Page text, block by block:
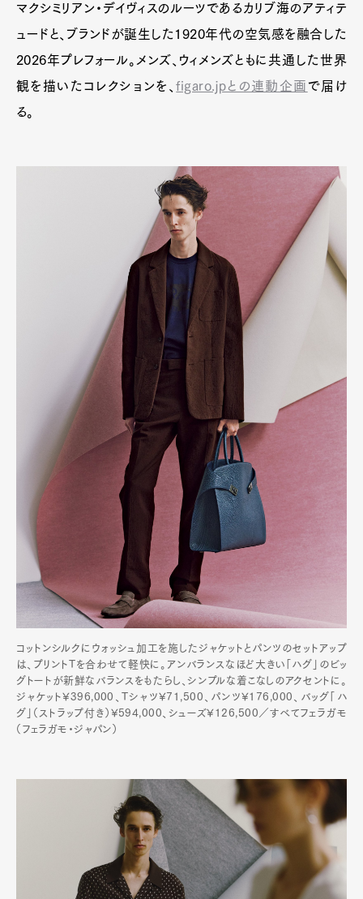
Pen international Pen tw
マクシミリアン・デイヴィスのルーツであるカリブ海のアティテ
ュードと、ブランドが誕生した1920年代の空気感を融合した
2026年プレフォール。メンズ、ウィメンズともに共通した世界
観を描いたコレクションを、figaro.jpとの連動企画 で届け
る。
コットンシルクにウォッシュ加工を施したジャケットとパンツのセットアップ
は、プリントTを合わせて軽快に。アンバランスなほど大きい「ハグ」のビッ
グトートが新鮮なバランスをもたらし、シンプルな着こなしのアクセントに。
ジャケット¥396,000、Tシャツ¥71,500、パンツ¥176,000、バッグ「ハ
グ」（ストラップ付き）¥594,000、シューズ¥126,500／すべてフェラガモ
（フェラガモ・ジャパン）